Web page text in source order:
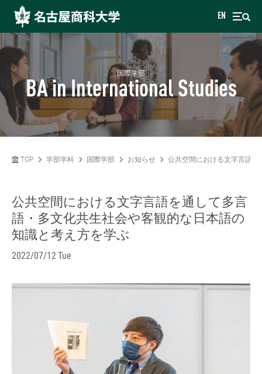
EN
国際学部
BA in International Studies
TOP 学部学科 国際学部 お知らせ 公共空間における文字言語
公共空間における文字言語を通して多言
語・多文化共生社会や客観的な日本語の
知識と考え方を学ぶ
2022/07/12 Tue